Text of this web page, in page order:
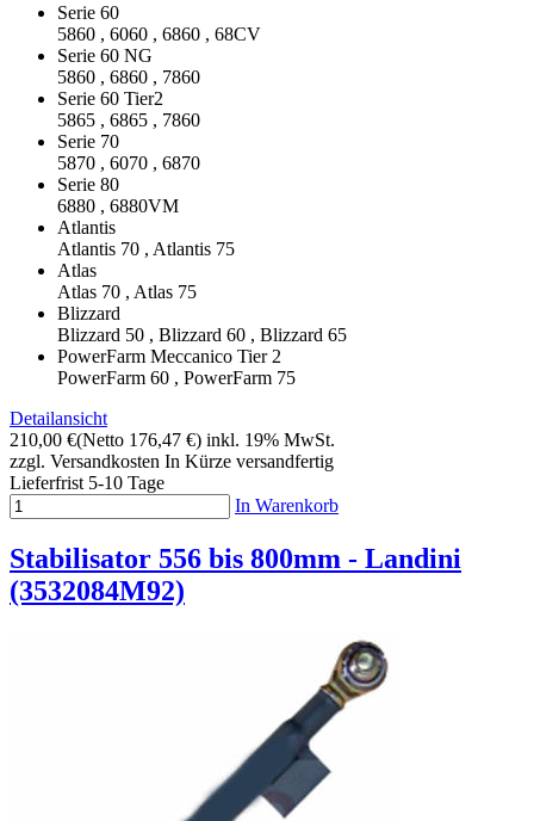
Serie 60
5860 , 6060 , 6860 , 68CV
Serie 60 NG
5860 , 6860 , 7860
Serie 60 Tier2
5865 , 6865 , 7860
Serie 70
5870 , 6070 , 6870
Serie 80
6880 , 6880VM
Atlantis
Atlantis 70 , Atlantis 75
Atlas
Atlas 70 , Atlas 75
Blizzard
Blizzard 50 , Blizzard 60 , Blizzard 65
PowerFarm Meccanico Tier 2
PowerFarm 60 , PowerFarm 75
Detailansicht
210,00 €(Netto 176,47 €) inkl. 19% MwSt.
zzgl. Versandkosten In Kürze versandfertig
Lieferfrist 5-10 Tage
In Warenkorb
Stabilisator 556 bis 800mm - Landini
(3532084M92)